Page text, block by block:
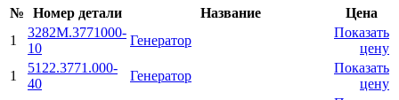
№ Номер детали Название
Цена
1
3282М.3771000-
10
Генератор
Показать
цену
1
5122.3771.000-
40
Генератор
Показать
цену